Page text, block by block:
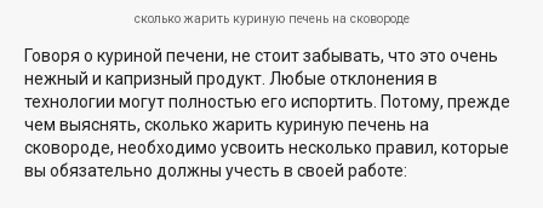
сколько жарить куриную печень на сковороде
Говоря о куриной печени, не стоит забывать, что это очень
нежный и капризный продукт. Любые отклонения в
технологии могут полностью его испортить. Потому, прежде
чем выяснять, сколько жарить куриную печень на
сковороде, необходимо усвоить несколько правил, которые
вы обязательно должны учесть в своей работе: